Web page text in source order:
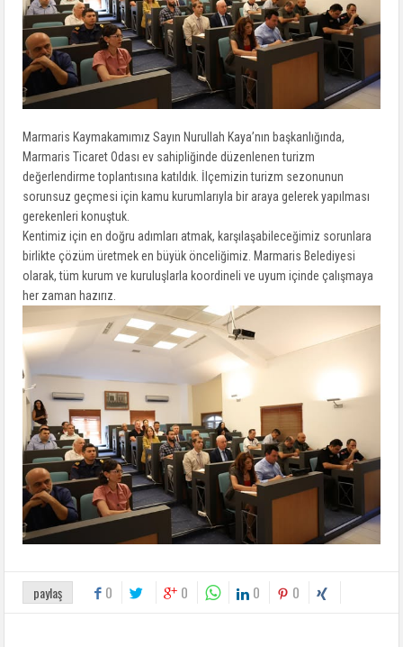
Marmaris Kaymakamımız Sayın Nurullah Kaya’nın başkanlığında,
Marmaris Ticaret Odası ev sahipliğinde düzenlenen turizm
değerlendirme toplantısına katıldık. İlçemizin turizm sezonunun
sorunsuz geçmesi için kamu kurumlarıyla bir araya gelerek yapılması
gerekenleri konuştuk.
Kentimiz için en doğru adımları atmak, karşılaşabileceğimiz sorunlara
birlikte çözüm üretmek en büyük önceliğimiz. Marmaris Belediyesi
olarak, tüm kurum ve kuruluşlarla koordineli ve uyum içinde çalışmaya
her zaman hazırız.
paylaş 0 0 0 0